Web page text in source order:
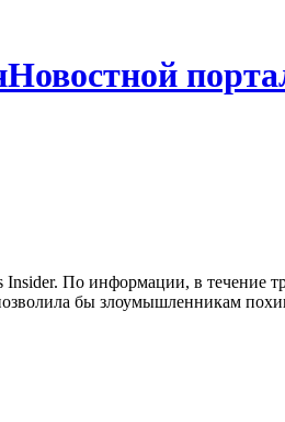
Новостной
По информации, в течение
бы злоумышленникам